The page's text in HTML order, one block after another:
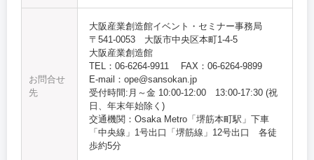
お問合せ
先
大阪産業創造館イベント・セミナー事務局
〒541-0053 大阪市中央区本町1-4-5
大阪産業創造館
TEL：06-6264-9911 FAX：06-6264-9899
E-mail：ope@sansokan.jp
受付時間:月～金 10:00‐12:00 13:00-17:30 (祝
日、年末年始除く)
交通機関：Osaka Metro「堺筋本町駅」下車
「中央線」1号出口「堺筋線」12号出口 各徒
歩約5分